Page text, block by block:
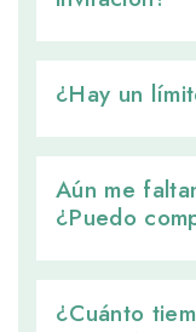
¿Hay un
Aún me
¿Puedo
¿Cuánto